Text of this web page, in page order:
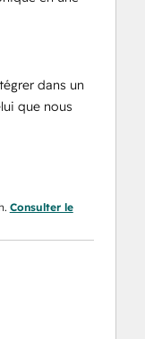
dans un
que nous
Consulter le